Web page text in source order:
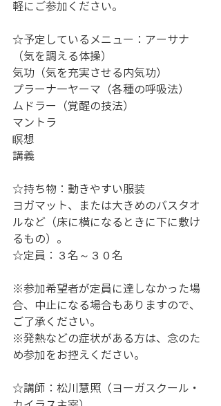
軽にご参加ください。
☆予定しているメニュー：アーサナ
（気を調える体操）
気功（気を充実させる内気功）
プラーナ―ヤーマ（各種の呼吸法）
ムドラー（覚醒の技法）
マントラ
瞑想
講義
☆持ち物：動きやすい服装
ヨガマット、または大きめのバスタオ
ルなど（床に横になるときに下に敷け
るもの）。
☆定員：３名～３０名
※参加希望者が定員に達しなかった場
合、中止になる場合もありますので、
ご了承ください。
※発熱などの症状がある方は、念のた
め参加をお控えください。
☆講師：松川慧照（ヨーガスクール・